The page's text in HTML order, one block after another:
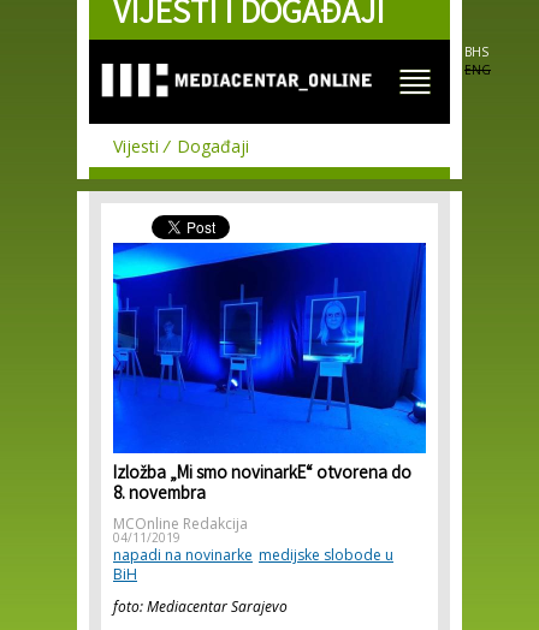
Skip to
main
VIJESTI I DOGAĐAJI
BHS
ENG
Vijesti Događaji
Izložba „Mi smo novinarkE“ otvorena do
8. novembra
MCOnline Redakcija
04/11/2019
napadi na novinarke medijske slobode u
BiH
foto: Mediacentar Sarajevo